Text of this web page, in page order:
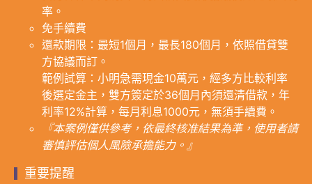
率。
免手續費
還款期限：最短1個月，最長180個月，依照借貸雙
方協議而訂。
範例試算：小明急需現金10萬元，經多方比較利率
後選定金主，雙方簽定於36個月內須還清借款，年
利率12%計算，每月利息1000元，無須手續費。
『本案例僅供參考，依最終核准結果為準，使用者請
審慎評估個人風險承擔能力。』
重要提醒